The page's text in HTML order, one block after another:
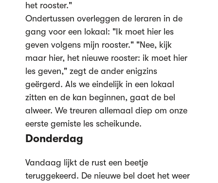
het rooster."
Ondertussen overleggen de leraren in de
gang voor een lokaal: "Ik moet hier les
geven volgens mijn rooster." "Nee, kijk
maar hier, het nieuwe rooster: ik moet hier
les geven," zegt de ander enigzins
geërgerd. Als we eindelijk in een lokaal
zitten en de kan beginnen, gaat de bel
alweer. We treuren allemaal diep om onze
eerste gemiste les scheikunde.
Donderdag
Vandaag lijkt de rust een beetje
teruggekeerd. De nieuwe bel doet het weer